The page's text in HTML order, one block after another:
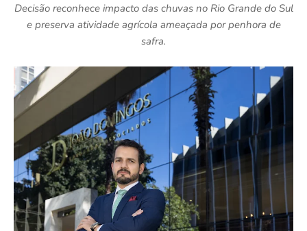
Decisão reconhece impacto das chuvas no Rio Grande do Sul
e preserva atividade agrícola ameaçada por penhora de
safra.